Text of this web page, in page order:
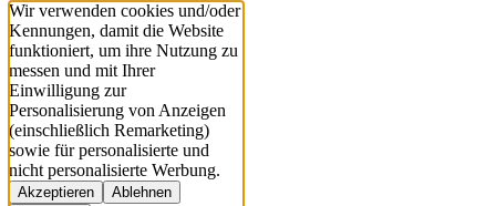
Wir verwenden cookies und/oder
Kennungen, damit die Website
funktioniert, um ihre Nutzung zu
messen und mit Ihrer
Einwilligung zur
Personalisierung von Anzeigen
(einschließlich Remarketing)
sowie für personalisierte und
nicht personalisierte Werbung.
Akzeptieren
Ablehnen